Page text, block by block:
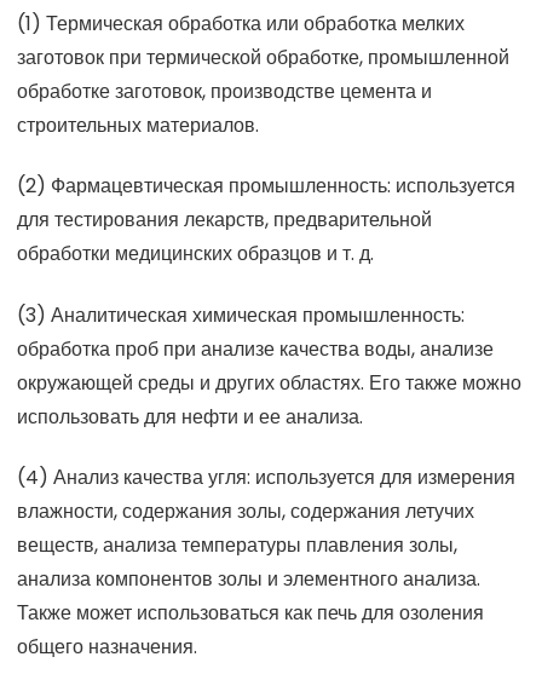
(1) Термическая обработка или обработка мелких
заготовок при термической обработке, промышленной
обработке заготовок, производстве цемента и
строительных материалов.
(2) Фармацевтическая промышленность: используется
для тестирования лекарств, предварительной
обработки медицинских образцов и т. д.
(3) Аналитическая химическая промышленность:
обработка проб при анализе качества воды, анализе
окружающей среды и других областях. Его также можно
использовать для нефти и ее анализа.
(4) Анализ качества угля: используется для измерения
влажности, содержания золы, содержания летучих
веществ, анализа температуры плавления золы,
анализа компонентов золы и элементного анализа.
Также может использоваться как печь для озоления
общего назначения.